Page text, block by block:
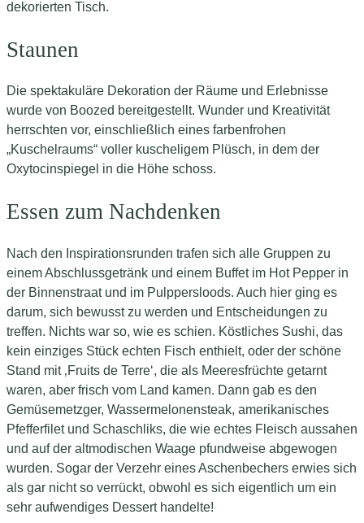
dekorierten Tisch.
Staunen
Die spektakuläre Dekoration der Räume und Erlebnisse
wurde von Boozed bereitgestellt. Wunder und Kreativität
herrschten vor, einschließlich eines farbenfrohen
„Kuschelraums“ voller kuscheligem Plüsch, in dem der
Oxytocinspiegel in die Höhe schoss.
Essen zum Nachdenken
Nach den Inspirationsrunden trafen sich alle Gruppen zu
einem Abschlussgetränk und einem Buffet im Hot Pepper in
der Binnenstraat und im Pulppersloods. Auch hier ging es
darum, sich bewusst zu werden und Entscheidungen zu
treffen. Nichts war so, wie es schien. Köstliches Sushi, das
kein einziges Stück echten Fisch enthielt, oder der schöne
Stand mit ‚Fruits de Terre‘, die als Meeresfrüchte getarnt
waren, aber frisch vom Land kamen. Dann gab es den
Gemüsemetzger, Wassermelonensteak, amerikanisches
Pfefferfilet und Schaschliks, die wie echtes Fleisch aussahen
und auf der altmodischen Waage pfundweise abgewogen
wurden. Sogar der Verzehr eines Aschenbechers erwies sich
als gar nicht so verrückt, obwohl es sich eigentlich um ein
sehr aufwendiges Dessert handelte!